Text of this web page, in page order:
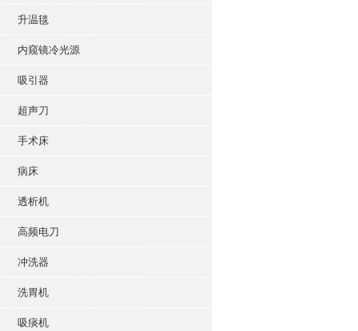
升温毯
内窥镜冷光源
吸引器
超声刀
手术床
病床
透析机
高频电刀
冲洗器
洗胃机
吸痰机